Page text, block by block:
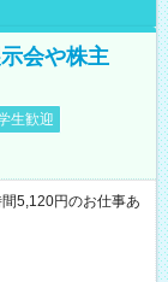
会や株主
生歓迎
5,120円のお仕事あ